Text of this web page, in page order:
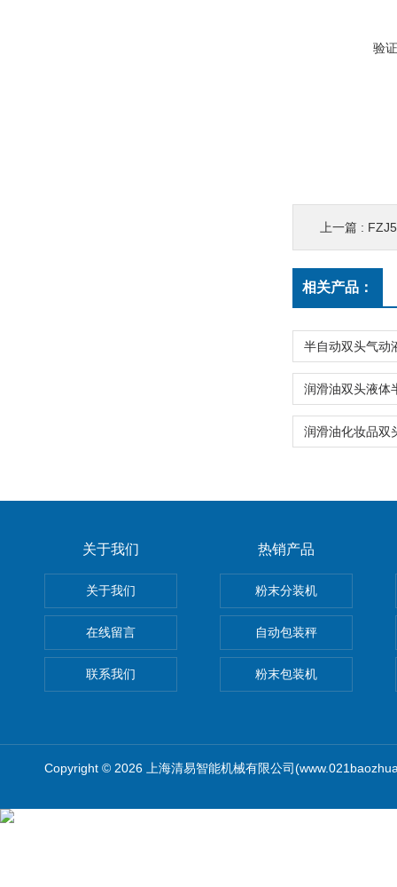
验
上一篇 :
相关产品：
关于我们
关于我们
在线留言
联系我们
热销产品
粉末分装机
自动包装秤
粉末包装机
Copyright © 2026 上海清易智能机械有限公司